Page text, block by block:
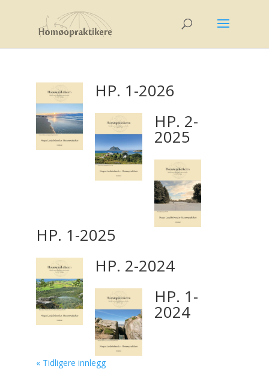
HP. 1-2026
HP. 2-
2025
HP. 1-2025
HP. 2-2024
HP. 1-
2024
« Tidligere innlegg